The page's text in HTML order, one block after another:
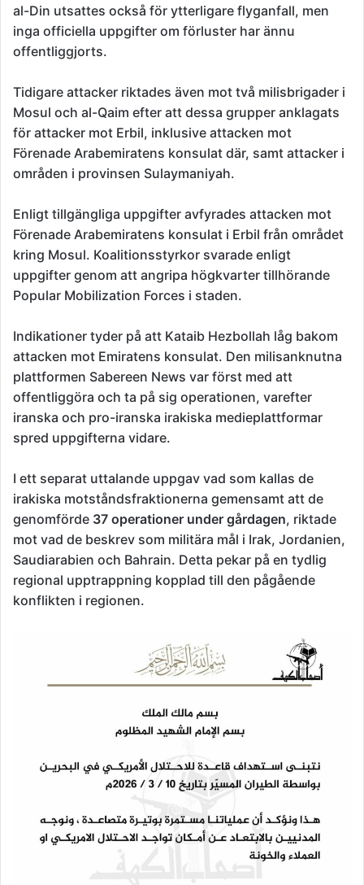
al-Din utsattes också för ytterligare flyganfall, men
inga officiella uppgifter om förluster har ännu
offentliggjorts.
Tidigare attacker riktades även mot två milisbrigader i
Mosul och al-Qaim efter att dessa grupper anklagats
för attacker mot Erbil, inklusive attacken mot
Förenade Arabemiratens konsulat där, samt attacker i
områden i provinsen Sulaymaniyah.
Enligt tillgängliga uppgifter avfyrades attacken mot
Förenade Arabemiratens konsulat i Erbil från området
kring Mosul. Koalitionsstyrkor svarade enligt
uppgifter genom att angripa högkvarter tillhörande
Popular Mobilization Forces i staden.
Indikationer tyder på att Kataib Hezbollah låg bakom
attacken mot Emiratens konsulat. Den milisanknutna
plattformen Sabereen News var först med att
offentliggöra och ta på sig operationen, varefter
iranska och pro-iranska irakiska medieplattformar
spred uppgifterna vidare.
I ett separat uttalande uppgav vad som kallas de
irakiska motståndsfraktionerna gemensamt att de
genomförde 37 operationer under gårdagen, riktade
mot vad de beskrev som militära mål i Irak, Jordanien,
Saudiarabien och Bahrain. Detta pekar på en tydlig
regional upptrappning kopplad till den pågående
konflikten i regionen.